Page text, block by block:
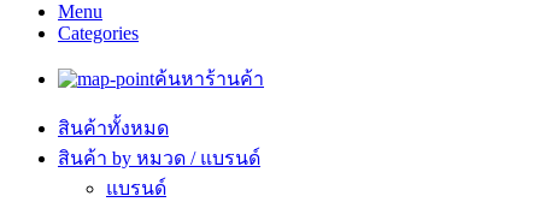
Menu
Categories
ค้นหาร้านค้า
สินค้าทั้งหมด
สินค้า by หมวด / แบรนด์
แบรนด์